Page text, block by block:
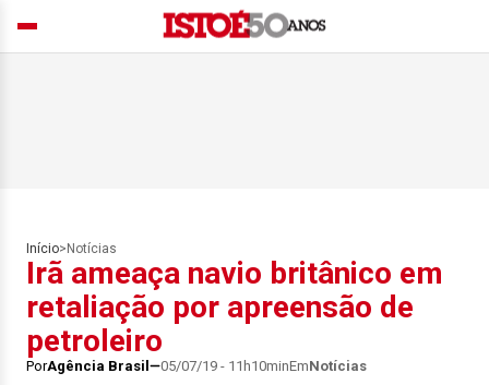
Início> Notícias
Irã ameaça navio britânico em
retaliação por apreensão de
petroleiro
PorAgência Brasil 05/07/19 - 11h10minEmNotícias